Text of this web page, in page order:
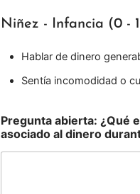
Niñez - Infancia (0 -
Hablar de dinero
Sentía incomodidad o
Pregunta abierta: ¿Qué
asociado al dinero